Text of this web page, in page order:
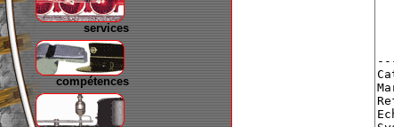
services
compétences